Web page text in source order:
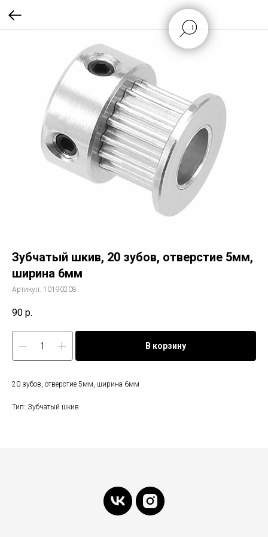
Зубчатый шкив, 20 зубов, отверстие 5мм,
ширина 6мм
Артикул: 10190208
90 р.
В корзину
20 зубов, отверстие 5мм, ширина 6мм
Тип: Зубчатый шкив